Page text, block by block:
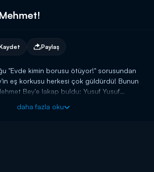
Paylaş
"Evde kimin borusu ötüyor!" sorusundan
eş korkusu herkesi çok güldürdü! Bunun
Bey'e lakap buldu: Yusuf Yusuf
daha fazla oku